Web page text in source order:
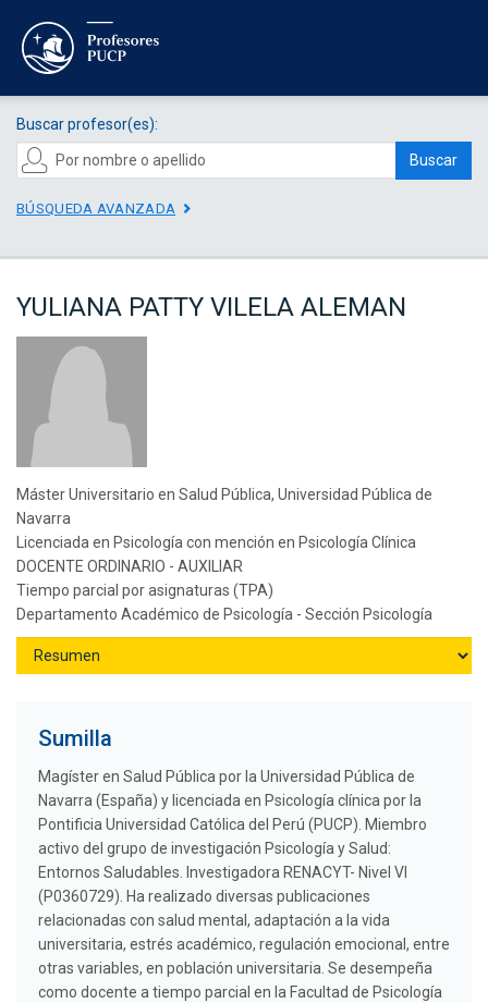
Buscar profesor(es):
Buscar
BÚSQUEDA AVANZADA
YULIANA PATTY VILELA ALEMAN
Máster Universitario en Salud Pública, Universidad Pública de
Navarra
Licenciada en Psicología con mención en Psicología Clínica
DOCENTE ORDINARIO - AUXILIAR
Tiempo parcial por asignaturas (TPA)
Departamento Académico de Psicología - Sección Psicología
Sumilla
Magíster en Salud Pública por la Universidad Pública de
Navarra (España) y licenciada en Psicología clínica por la
Pontificia Universidad Católica del Perú (PUCP). Miembro
activo del grupo de investigación Psicología y Salud:
Entornos Saludables. Investigadora RENACYT- Nivel VI
(P0360729). Ha realizado diversas publicaciones
relacionadas con salud mental, adaptación a la vida
universitaria, estrés académico, regulación emocional, entre
otras variables, en población universitaria. Se desempeña
como docente a tiempo parcial en la Facultad de Psicología